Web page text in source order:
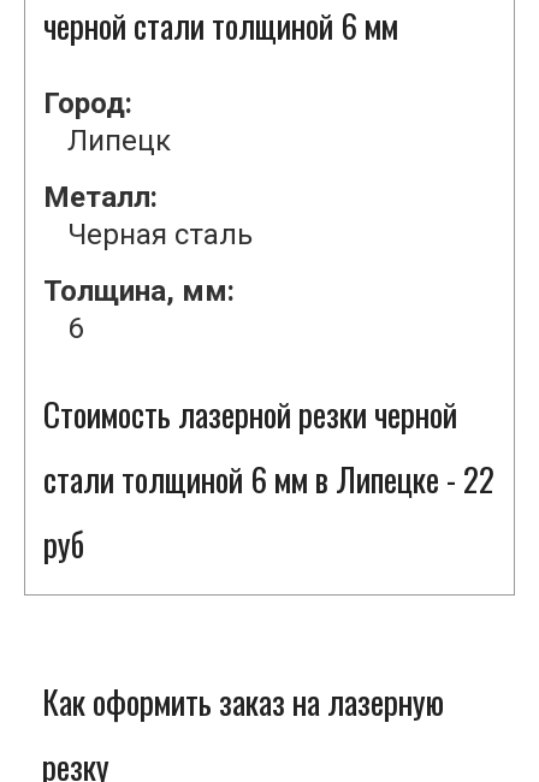
черной стали толщиной 6 мм
Город:
Липецк
Металл:
Черная сталь
Толщина, мм:
6
Стоимость лазерной резки черной
стали толщиной 6 мм в Липецке - 22
руб
Как оформить заказ на лазерную
резку